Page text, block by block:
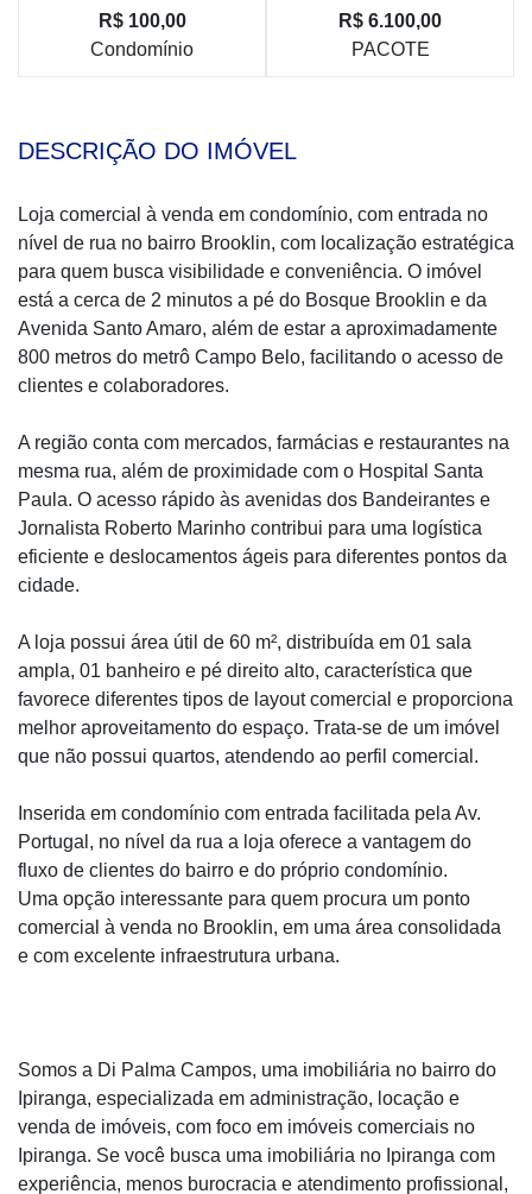
R$ 100,00
Condomínio
R$ 6.100,00
PACOTE
DESCRIÇÃO DO IMÓVEL
Loja comercial à venda em condomínio, com entrada no
nível de rua no bairro Brooklin, com localização estratégica
para quem busca visibilidade e conveniência. O imóvel
está a cerca de 2 minutos a pé do Bosque Brooklin e da
Avenida Santo Amaro, além de estar a aproximadamente
800 metros do metrô Campo Belo, facilitando o acesso de
clientes e colaboradores.
A região conta com mercados, farmácias e restaurantes na
mesma rua, além de proximidade com o Hospital Santa
Paula. O acesso rápido às avenidas dos Bandeirantes e
Jornalista Roberto Marinho contribui para uma logística
eficiente e deslocamentos ágeis para diferentes pontos da
cidade.
A loja possui área útil de 60 m², distribuída em 01 sala
ampla, 01 banheiro e pé direito alto, característica que
favorece diferentes tipos de layout comercial e proporciona
melhor aproveitamento do espaço. Trata-se de um imóvel
que não possui quartos, atendendo ao perfil comercial.
Inserida em condomínio com entrada facilitada pela Av.
Portugal, no nível da rua a loja oferece a vantagem do
fluxo de clientes do bairro e do próprio condomínio.
Uma opção interessante para quem procura um ponto
comercial à venda no Brooklin, em uma área consolidada
e com excelente infraestrutura urbana.
Somos a Di Palma Campos, uma imobiliária no bairro do
Ipiranga, especializada em administração, locação e
venda de imóveis, com foco em imóveis comerciais no
Ipiranga. Se você busca uma imobiliária no Ipiranga com
experiência, menos burocracia e atendimento profissional,